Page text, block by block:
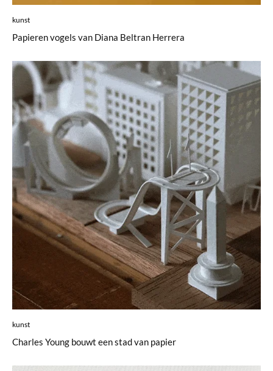
kunst
Papieren vogels van Diana Beltran Herrera
kunst
Charles Young bouwt een stad van papier